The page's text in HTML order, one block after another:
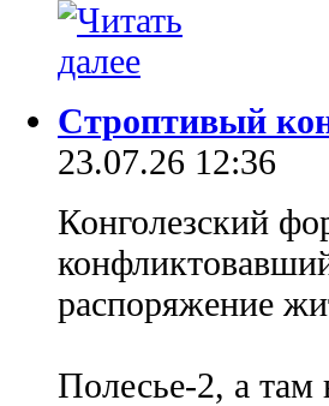
Строптивый
23.07.26 12:36
Конголезский
распоряжение
Полесье-2, а там